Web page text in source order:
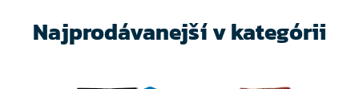
Najprodávanejší v kategórii